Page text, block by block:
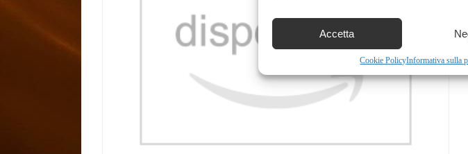
Accetta
Cookie PolicyInformativa sulla